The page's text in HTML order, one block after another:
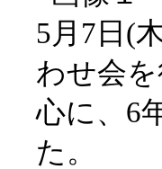
5月7日(
わせ会
心に、6
た。